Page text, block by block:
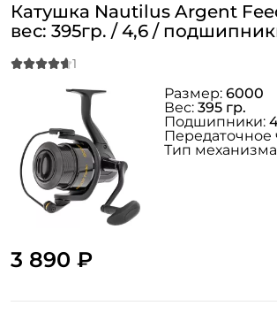
Катушка Nautilus Argent
вес: 395гр. / 4,6 /
3 890 ₽
Размер: 6000
Вес: 395 гр.
Подшипники:
Передаточное
Тип